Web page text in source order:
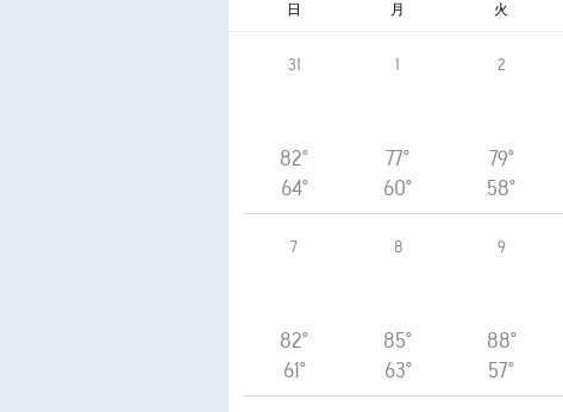
日 月 火
31
82°
64°
1
77°
60°
2
79°
58°
7
82°
61°
8
85°
63°
9
88°
57°